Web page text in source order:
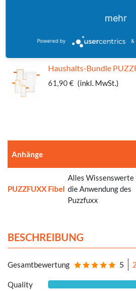
Haushalt & Camping-Set
Haushalts-Bundle
61,90 € (inkl. MwSt.)
Anhänge
PUZZFUXX Fibel
Alles Wissenswerte
die Anwendung des
Puzzfuxx
BESCHREIBUNG
Gesamtbewertung 5
Quality
mehr
Powered by &